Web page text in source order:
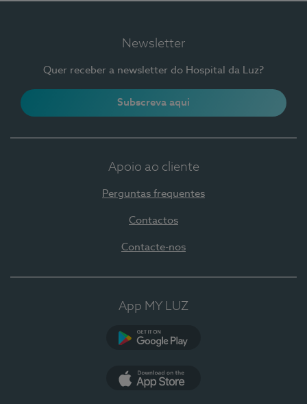
Newsletter
Quer receber a newsletter do Hospital da Luz?
Subscreva aqui
Apoio ao cliente
Perguntas frequentes
Contactos
Contacte-nos
App MY LUZ